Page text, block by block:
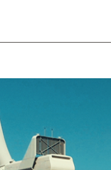
Nuestras
para Multimedia
Redes sociales